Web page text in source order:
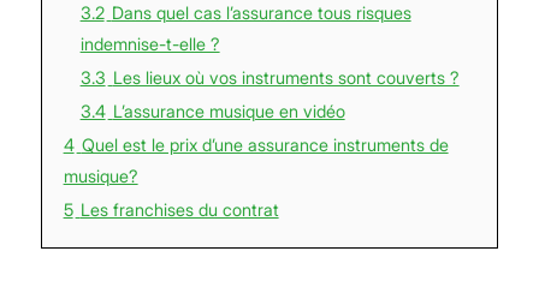
3.2 Dans quel cas l’assurance tous risques
indemnise-t-elle ?
3.3 Les lieux où vos instruments sont couverts ?
3.4 L’assurance musique en vidéo
4 Quel est le prix d’une assurance instruments de
musique?
5 Les franchises du contrat